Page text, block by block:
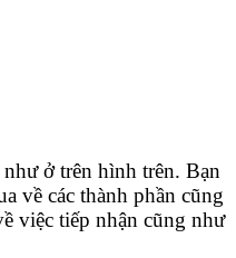
như ở trên hình trên. Bạn
về các thành phần cũng
việc tiếp nhận cũng như